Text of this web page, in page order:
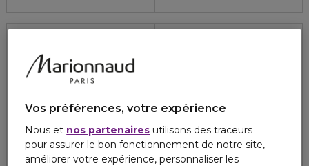
Vos préférences, votre expérience
Nous et nos partenaires utilisons des traceurs
pour assurer le bon fonctionnement de notre site,
améliorer votre expérience, personnaliser les